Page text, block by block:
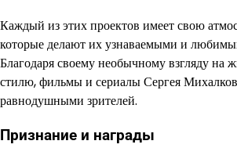
Каждый из этих проектов имеет свою
которые делают их узнаваемыми и
Благодаря своему необычному взгляду на
стилю, фильмы и сериалы Сергея
равнодушными зрителей.
Признание и награды